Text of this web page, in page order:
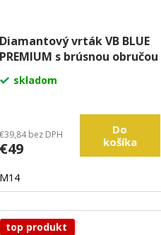
Diamantový vrták VB BLUE
PREMIUM s brúsnou obručou
skladom
€39,84 bez DPH
€49
Do
košíka
M14
top produkt